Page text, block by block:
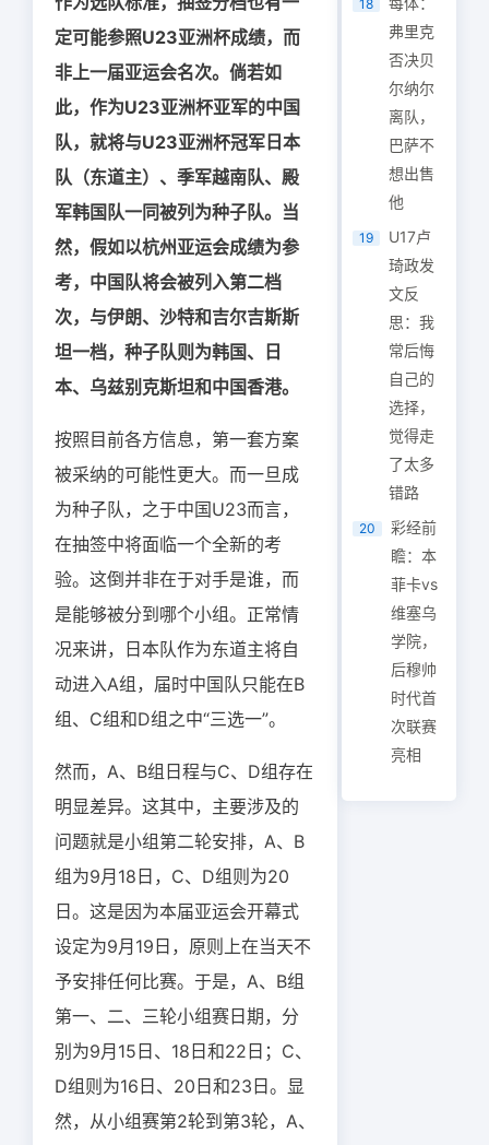
定可能参照U23亚洲杯成绩，而
非上一届亚运会名次。倘若如
此，作为U23亚洲杯亚军的中国
队，就将与U23亚洲杯冠军日本
队（东道主）、季军越南队、殿
军韩国队一同被列为种子队。当
然，假如以杭州亚运会成绩为参
考，中国队将会被列入第二档
次，与伊朗、沙特和吉尔吉斯斯
坦一档，种子队则为韩国、日
本、乌兹别克斯坦和中国香港。
按照目前各方信息，第一套方案
被采纳的可能性更大。而一旦成
为种子队，之于中国U23而言，
在抽签中将面临一个全新的考
验。这倒并非在于对手是谁，而
是能够被分到哪个小组。正常情
况来讲，日本队作为东道主将自
动进入A组，届时中国队只能在B
组、C组和D组之中“三选一”。
然而，A、B组日程与C、D组存在
明显差异。这其中，主要涉及的
问题就是小组第二轮安排，A、B
组为9月18日，C、D组则为20
日。这是因为本届亚运会开幕式
设定为9月19日，原则上在当天不
予安排任何比赛。于是，A、B组
第一、二、三轮小组赛日期，分
别为9月15日、18日和22日；C、
D组则为16日、20日和23日。显
然，从小组赛第2轮到第3轮，A、
18
弗里克
否决贝
尔纳尔
离队，
巴萨不
想出售
他
19
U17卢
琦政发
文反
思：我
常后悔
自己的
选择，
觉得走
了太多
错路
20
彩经前
瞻：本
菲卡vs
维塞乌
学院，
后穆帅
时代首
次联赛
亮相